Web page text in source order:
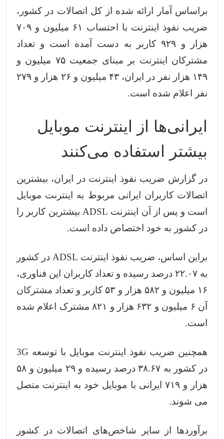
براساس آمار ارائه شده از کل اتصالات در کشور،
ضریب نفوذ اینترنت با احتساب ۶۱ میلیون و ۷۰۹
هزار و ۹۲۹ کاربر به دست آمده است و تعداد
مشترکان اینترنت بر مبنای جمعیت ۷۵ میلیون و
۱۴۹ هزار نفر در ایران، ۴۳ میلیون و ۲۶ هزار و ۲۷۹
نفر اعلام شده است.
ایرانی‌ها از اینترنت موبایل
بیشتر استفاده می‌کنند
در گزارش ضریب نفوذ اینترنت در ایران، بیشترین
اتصالات کاربران ایرانی مربوط به اینترنت موبایل
است و پس از آن اینترنت ADSL بیشترین کاربر را
در کشور به خود اختصاص داده است.
براین اساس، ضریب نفوذ اینترنت ADSL در کشور
به ۲۲.۰۷ درصد رسیده و تعداد کاربران این فناوری،
۱۶ میلیون و ۵۸۲ هزار و ۵۳ کاربر و تعداد مشترکان
آن ۶ میلیون و ۶۳۲ هزار و ۸۲۱ مشترک اعلام شده
است.
همچنین ضریب نفوذ اینترنت موبایل با توسعه 3G
در کشور به ۳۸.۶۷ درصد رسیده و ۲۹ میلیون و ۵۸
هزار و ۷۱۹ ایرانی با موبایل خود به اینترنت متصل
می شوند.
برآوردها از سایر شاخص‌های اتصالات در کشور